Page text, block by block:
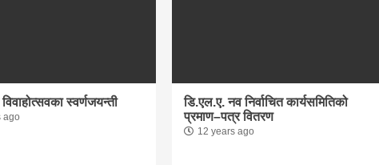
स्वर्णजयन्ती
ago
डि.एल.ए. नव निर्वाचित कार्यसमितिको
प्रमाण–पत्र वितरण
12 years ago